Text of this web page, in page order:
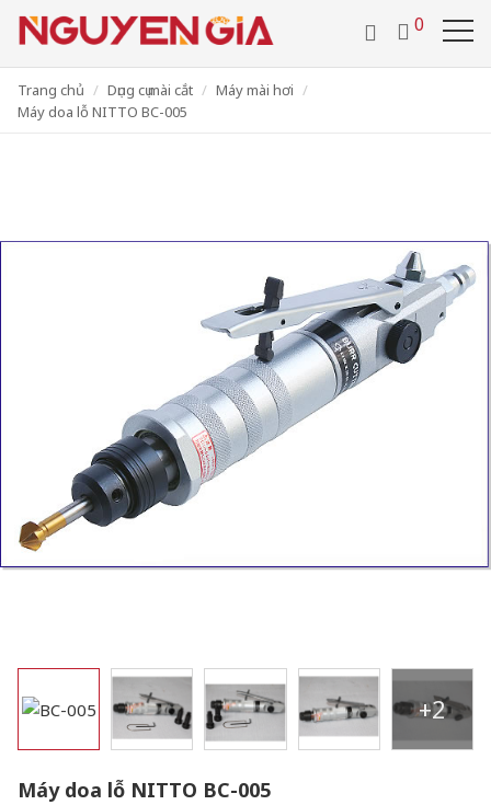
VIDEO TUYỂN DỤNG LIÊN HỆ
0
Trang chủ Dụng cụ mài cắt
Máy mài hơi
Máy doa lỗ NITTO BC-005
+2
Máy doa lỗ NITTO BC-005